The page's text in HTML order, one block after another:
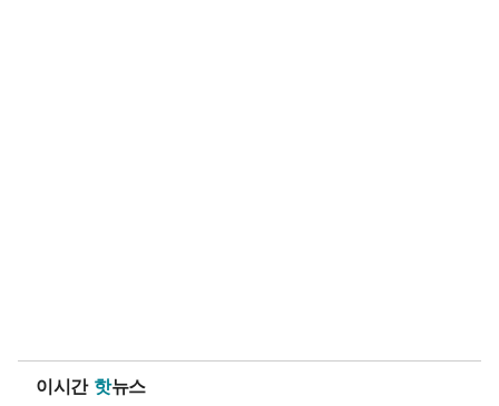
이시간 핫뉴스